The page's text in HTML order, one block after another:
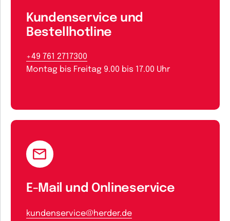
Kundenservice und
Bestellhotline
+49 761 2717300
Montag bis Freitag 9.00 bis 17.00 Uhr
E-Mail und Onlineservice
kundenservice@herder.de